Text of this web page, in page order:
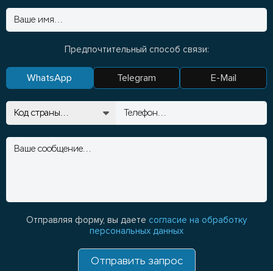
Предпочтительный способ связи:
WhatsApp Telegram E-Mail
Отправляя форму, вы даете согласие на обработку
персональных данных
Отправить запрос